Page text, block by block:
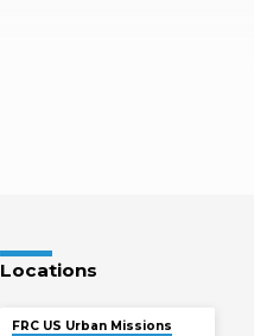
Locations
FRC US Urban Missions